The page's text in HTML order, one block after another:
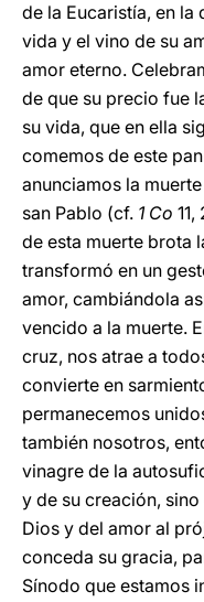
de la Eucaristía, en la
vida y el vino de su
amor eterno.
de que su precio fue
su vida, que en ella
comemos de este
anunciamos la
san Pablo (cf. 1 Co
de esta muerte brota
transformó en un
amor, cambiándola
vencido a la muerte.
cruz, nos atrae a
convierte en
permanecemos
también nosotros,
vinagre de la
y de su creación,
Dios y del amor al
conceda su gracia,
Sínodo que estamos